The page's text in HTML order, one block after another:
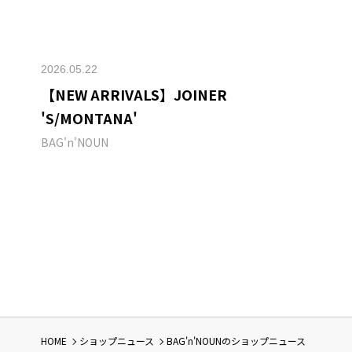
2026.05.22
【NEW ARRIVALS】JOINER
'S/MONTANA'
BAG'n'NOUN
HOME ショップニュース BAG'n'NOUNのショップニュース